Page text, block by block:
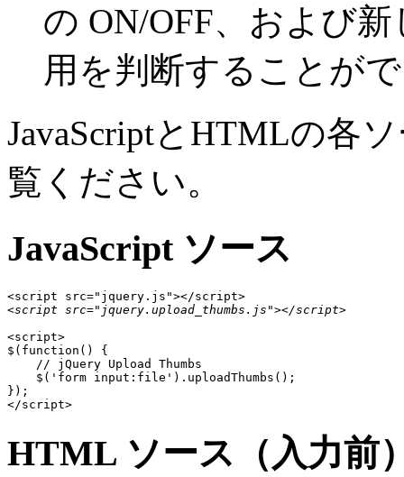
の ON/OFF、および
用を判断することが
JavaScriptとHTMLの各
覧ください。
JavaScript ソース
<script src="jquery.upload_thumbs.js"></script>
<script>
$(function() {
    // jQuery Upload Thumbs
    $('form input:file').uploadThumbs();
});
</script>
HTML ソース（入力前